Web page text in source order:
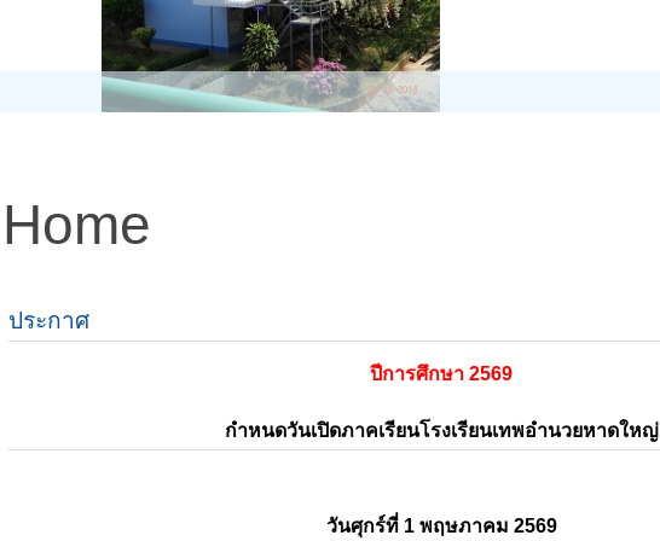
Home
ประกาศ
ปีการศึกษา 2569
กำหนดวันเปิดภาคเรียนโรงเรียนเทพอำนวยหาดใหญ่
วันศุกร์ที่ 1 พฤษภาคม 2569